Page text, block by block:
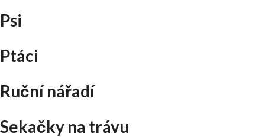
Psi
Ptáci
Ruční nářadí
Sekačky na trávu